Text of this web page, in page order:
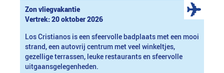
Zon vliegvakantie
Vertrek: 20 oktober 2026
Los Cristianos is een sfeervolle badplaats met een mooi
strand, een autovrij centrum met veel winkeltjes,
gezellige terrassen, leuke restaurants en sfeervolle
uitgaansgelegenheden.